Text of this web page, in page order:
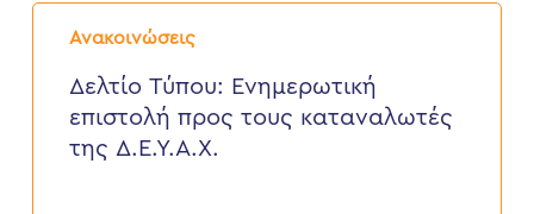
Ανακοινώσεις
Δελτίο
Τύπου:
επιστολή
προς
τους
καταναλωτές
Δελτίο Τύπου: Eνημερωτική
επιστολή προς τους καταναλωτές
της Δ.Ε.Υ.Α.Χ.